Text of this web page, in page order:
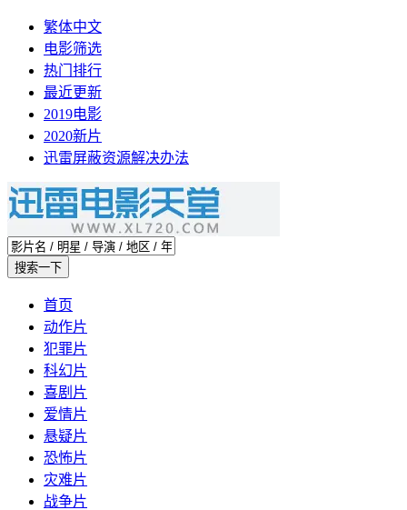
繁体中文
电影筛选
热门排行
最近更新
2019电影
2020新片
迅雷屏蔽资源解决办法
首页
动作片
犯罪片
科幻片
喜剧片
爱情片
悬疑片
恐怖片
灾难片
战争片